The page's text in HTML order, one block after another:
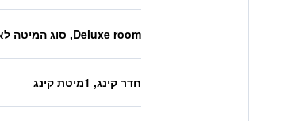
Deluxe room, סוג המיטה לא ידוע
חדר קינג, 1מיטת קינג